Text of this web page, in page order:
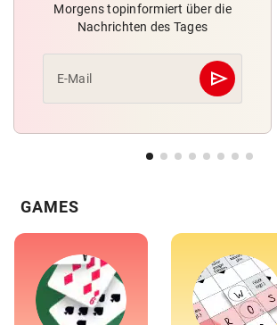
Morgens topinformiert über die
Nachrichten des Tages
E-Mail send
Abschicken
GAMES